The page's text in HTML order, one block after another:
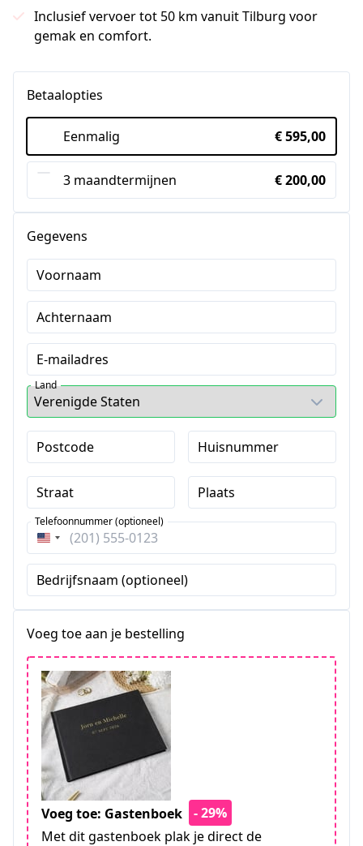
Inclusief vervoer tot 50 km vanuit Tilburg voor
gemak en comfort.
Betaalopties
Eenmalig € 595,00
3 maandtermijnen € 200,00
Gegevens
Voornaam
Achternaam
E-mailadres
Land
Postcode Huisnummer
Straat Plaats
Verenigde
Staten
+1
Telefoonnummer (optioneel)
Bedrijfsnaam (optioneel)
Voeg toe aan je bestelling
Voeg toe: Gastenboek
- 29%
Met dit gastenboek plak je direct de